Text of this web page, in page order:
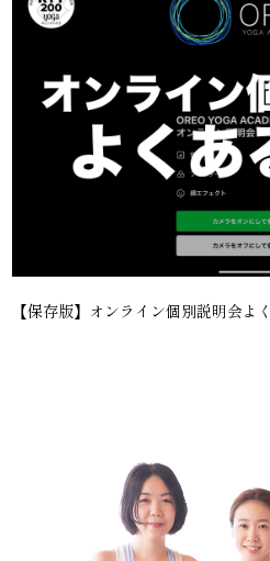
【保存版】オンライン個別説明会よ